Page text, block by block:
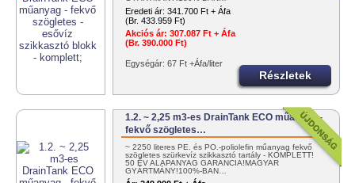
Eredeti ár: 341.700 Ft + Áfa
(Br. 433.959 Ft)
Akciós ár: 307.087 Ft + Áfa
(Br. 390.000 Ft)
Egységár: 67 Ft +Áfa/liter
Részletek
1.2. ~ 2,25 m3-es DrainTank ECO műanyag -
fekvő szögletes…
~ 2250 literes PE. és PO.-poliolefin műanyag fekvő
szögletes szürkevíz szikkasztó tartály - KOMPLETT!
50 ÉV ALAPANYAG GARANCIA!MAGYAR
GYÁRTMÁNY!100%-BAN…